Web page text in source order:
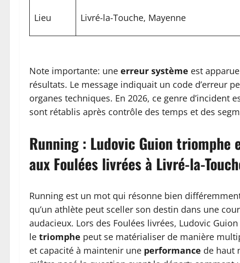
Lieu Livré-la-Touche, Mayenne
Note importante: une erreur système est
résultats. Le message indiquait un code d’erreur
organes techniques. En 2026, ce genre
sont rétablis après contrôle des temps et des
Running : Ludovic Guion
aux Foulées livrées à Livré-la-
Running est un mot qui résonne bien
qu’un athlète peut sceller son destin dans une
audacieux. Lors des Foulées livrées, Ludovic
le triomphe peut se matérialiser de manière
et capacité à maintenir une performance de haut